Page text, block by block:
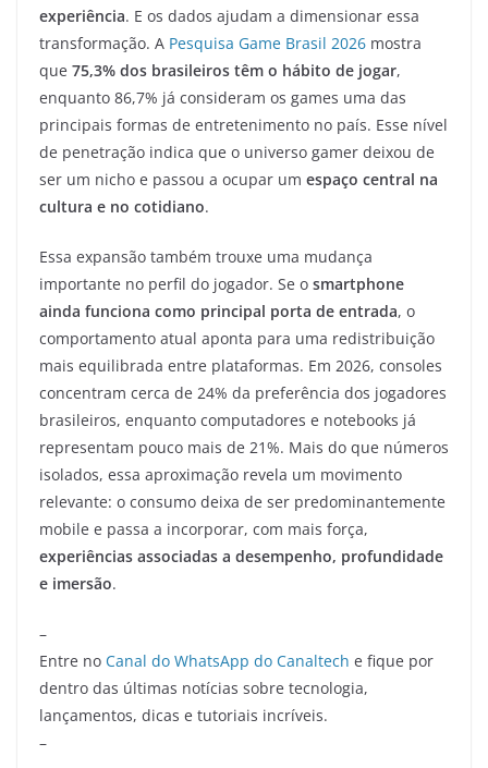
experiência. E os dados ajudam a dimensionar essa
transformação. A Pesquisa Game Brasil 2026 mostra
que 75,3% dos brasileiros têm o hábito de jogar,
enquanto 86,7% já consideram os games uma das
principais formas de entretenimento no país. Esse nível
de penetração indica que o universo gamer deixou de
ser um nicho e passou a ocupar um espaço central na
cultura e no cotidiano.
Essa expansão também trouxe uma mudança
importante no perfil do jogador. Se o smartphone
ainda funciona como principal porta de entrada, o
comportamento atual aponta para uma redistribuição
mais equilibrada entre plataformas. Em 2026, consoles
concentram cerca de 24% da preferência dos jogadores
brasileiros, enquanto computadores e notebooks já
representam pouco mais de 21%. Mais do que números
isolados, essa aproximação revela um movimento
relevante: o consumo deixa de ser predominantemente
mobile e passa a incorporar, com mais força,
experiências associadas a desempenho, profundidade
e imersão.
–
Entre no Canal do WhatsApp do Canaltech e fique por
dentro das últimas notícias sobre tecnologia,
lançamentos, dicas e tutoriais incríveis.
–